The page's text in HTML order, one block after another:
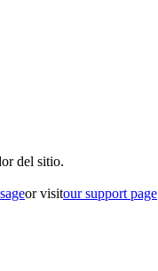
del sitio.
or visitour support page